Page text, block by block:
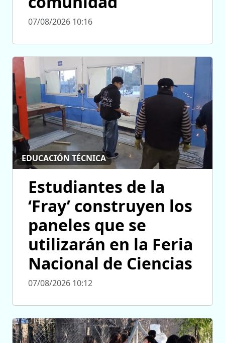
07/08/2026 10:16
EDUCACIÓN TÉCNICA
Estudiantes de la
‘Fray’ construyen los
paneles que se
utilizarán en la Feria
Nacional de Ciencias
07/08/2026 10:12